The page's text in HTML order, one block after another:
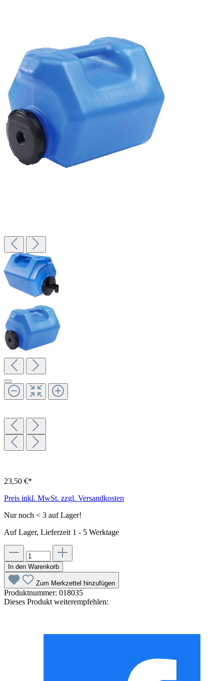
23,50 €*
Preis inkl. MwSt. zzgl. Versandkosten
Nur noch < 3 auf Lager!
Auf Lager, Lieferzeit 1 - 5 Werktage
In den Warenkorb
Zum Merkzettel hinzufügen
Produktnummer: 018035
Dieses Produkt weiterempfehlen: